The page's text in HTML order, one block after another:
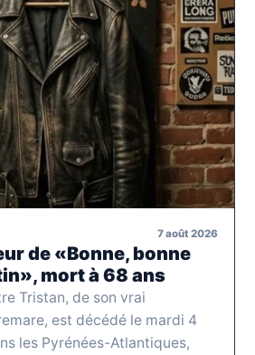
7 août 2026
de «Bonne, bonne
mort à 68 ans
Tristan, de son vrai
est décédé le mardi 4
les Pyrénées-Atlantiques,